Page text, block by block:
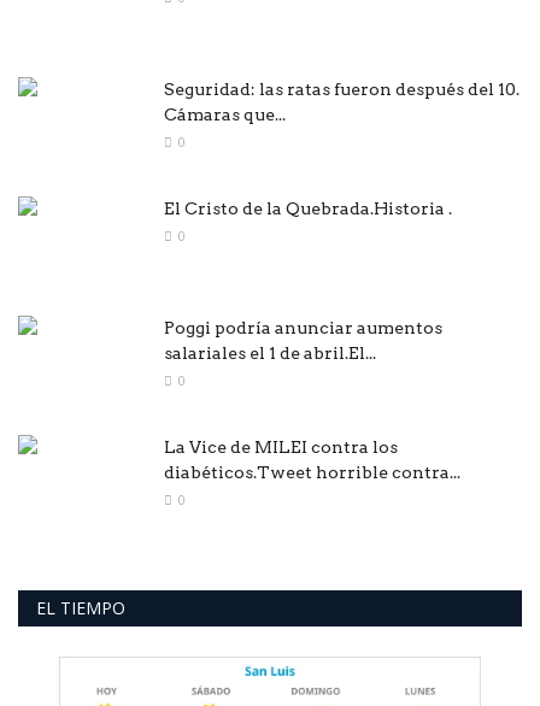
Seguridad: las ratas fueron después del 10.
Cámaras que...
0
El Cristo de la Quebrada.Historia .
0
Poggi podría anunciar aumentos
salariales el 1 de abril.El...
0
La Vice de MILEI contra los
diabéticos.Tweet horrible contra...
0
EL TIEMPO